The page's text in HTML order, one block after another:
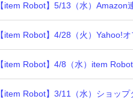
【item Robot】5/13（水）
【item Robot】4/28（火）Yahoo!
【item Robot】4/8（水）item
【item Robot】3/11（水）ショッ